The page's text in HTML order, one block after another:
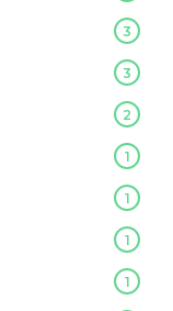
3
3
2
1
1
1
1